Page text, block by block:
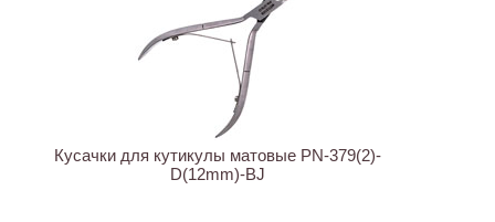
Кусачки для кутикулы матовые PN-379(2)-
D(12mm)-BJ